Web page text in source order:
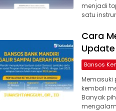
menjadi
satu
Cara
Bansos
Memasuki
kembali
Banyak